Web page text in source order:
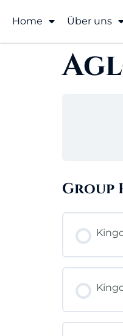
Home Über uns
Group